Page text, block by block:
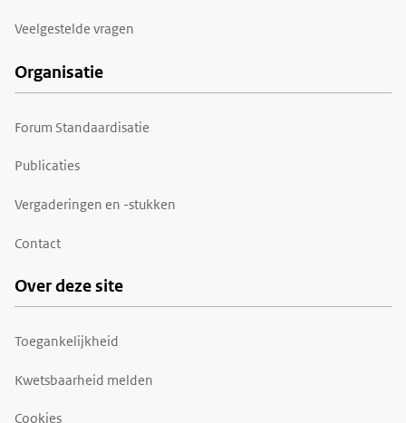
Veelgestelde vragen
Organisatie
Forum Standaardisatie
Publicaties
Vergaderingen en -stukken
Contact
Over deze site
Toegankelijkheid
Kwetsbaarheid melden
Cookies